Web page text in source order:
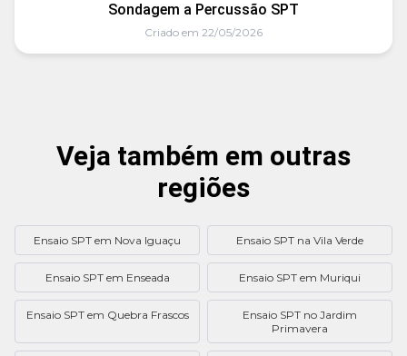
Sondagem a Percussão SPT
Criado em 22/05/2026
Veja também em outras
regiões
Ensaio SPT em Nova Iguaçu Ensaio SPT na Vila Verde
Ensaio SPT em Enseada Ensaio SPT em Muriqui
Ensaio SPT em Quebra Frascos
Ensaio SPT no Jardim
Primavera